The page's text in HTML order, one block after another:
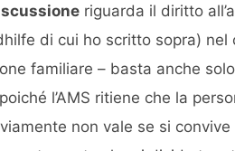
riguarda il diritto
di cui ho scritto sopra) nel
familiare – basta anche
l’AMS ritiene che la
non vale se si